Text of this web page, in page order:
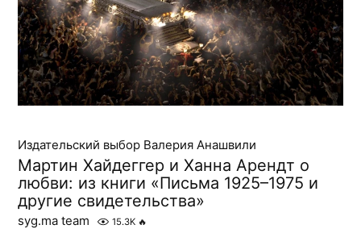
Издательский выбор Валерия Анашвили
Мартин Хайдеггер и Ханна Арендт о
любви: из книги «Письма 1925–1975 и
другие свидетельства»
syg.ma team 15.3K 🔥